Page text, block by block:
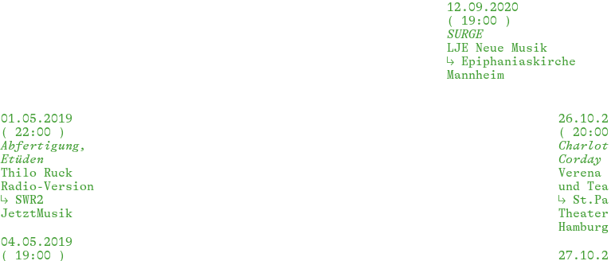
12.09.2020
19:00
SURGE
LJE Neue Musik
Epiphaniaskirche
Mannheim
01.05.2019
22:00
Abfertigung,
Etüden
Thilo Ruck
Radio-Version
SWR2
JetztMusik
04.05.2019
19:00
20:00
Corday
Verena
und Team
Theater
Hamburg